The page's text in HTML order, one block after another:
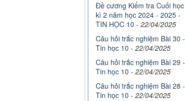
Đề cương Kiểm tra Cuối học
kì 2 năm học 2024 - 2025 -
TIN HỌC 10 - 22/04/2025
Câu hỏi trắc nghiệm Bài 30 -
Tin học 10 - 22/04/2025
Câu hỏi trắc nghiệm Bài 29 -
Tin học 10 - 22/04/2025
Câu hỏi trắc nghiệm Bài 28 -
Tin học 10 - 22/04/2025